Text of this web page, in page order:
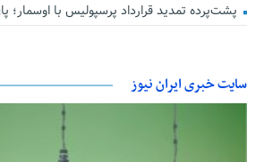
پشت‌پرده تمدید قرارداد پرسپولیس با
سایت خبری ایران نیوز